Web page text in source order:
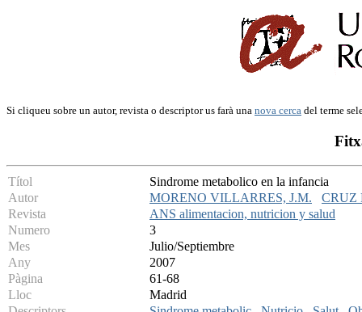
Si cliqueu sobre un autor, revista o descriptor us farà una nova cerca del terme
Títol
Sindrome metabolico en la infancia
Autor
MORENO VILLARRES, J.M.
CRUZ
Revista
ANS alimentacion, nutricion y salud
Numero
3
Mes
Julio/Septiembre
Any
2007
Pàgina
61-68
Lloc
Madrid